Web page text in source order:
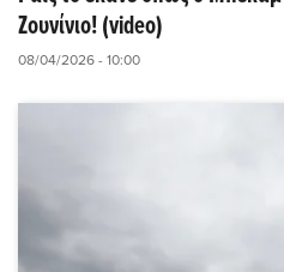
Ζουνίνιο! (video)
08/04/2026 - 10:00